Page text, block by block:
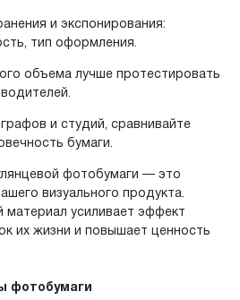
и экспонирования:
тип оформления.
объема лучше протестировать
и студий, сравнивайте
бумаги.
фотобумаги — это
визуального продукта.
материал усиливает эффект
их жизни и повышает ценность
фотобумаги